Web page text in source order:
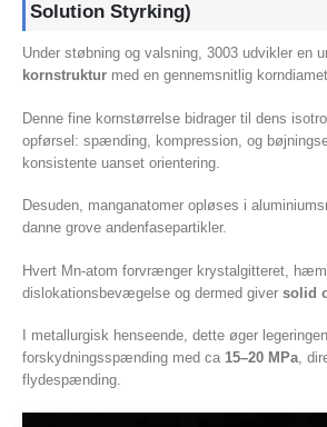
Solution Styrking)
Under støbning og valsning, 3003 udvikler en
kornstruktur med en gennemsnitlig
Denne fine kornstørrelse bidrager til dens
opførsel: spænding, kompression, og
konsistente uanset orientering.
Desuden, manganatomer opløses i
danne grove andenfasepartikler.
Hvert Mn-atom forvrænger krystalgitteret,
dislokationsbevægelse og dermed giver solid
I metallurgisk henseende, dette øger
forskydningsspænding med ca 15–20 MPa,
flydespænding.